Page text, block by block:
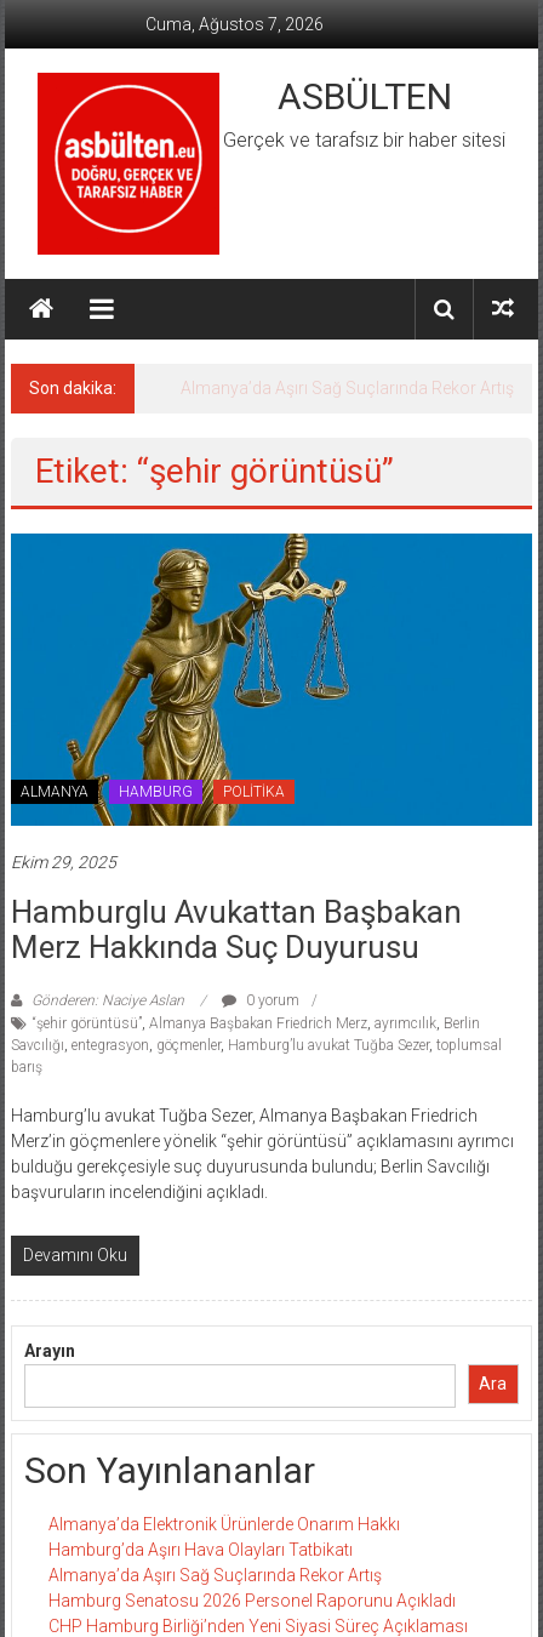
Cuma, Ağustos 7, 2026
ASBÜLTEN
Gerçek ve tarafsız bir haber sitesi
Son dakika: Almanya’da Aşırı Sağ Suçlarında Rekor Artış
Etiket: “şehir görüntüsü”
ALMANYA HAMBURG POLİTİKA
Ekim 29, 2025
Hamburglu Avukattan Başbakan
Merz Hakkında Suç Duyurusu
Gönderen: Naciye Aslan
0 yorum
“şehir görüntüsü”, Almanya Başbakan Friedrich Merz, ayrımcılık, Berlin
Savcılığı entegrasyon göçmenler, Hamburg’lu avukat Tuğba Sezer, toplumsal
barış
Hamburg’lu avukat Tuğba Sezer, Almanya Başbakan Friedrich
Merz’in göçmenlere yönelik “şehir görüntüsü” açıklamasını ayrımcı
bulduğu gerekçesiyle suç duyurusunda bulundu; Berlin Savcılığı
başvuruların incelendiğini açıkladı.
Devamını Oku
Arayın
Ara
Son Yayınlananlar
Almanya’da Elektronik Ürünlerde Onarım Hakkı
Hamburg’da Aşırı Hava Olayları Tatbikatı
Almanya’da Aşırı Sağ Suçlarında Rekor Artış
Hamburg Senatosu 2026 Personel Raporunu Açıkladı
CHP Hamburg Birliği’nden Yeni Siyasi Süreç Açıklaması